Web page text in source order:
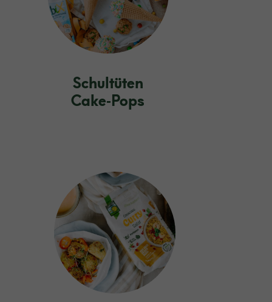
Schultüten
Cake‑Pops